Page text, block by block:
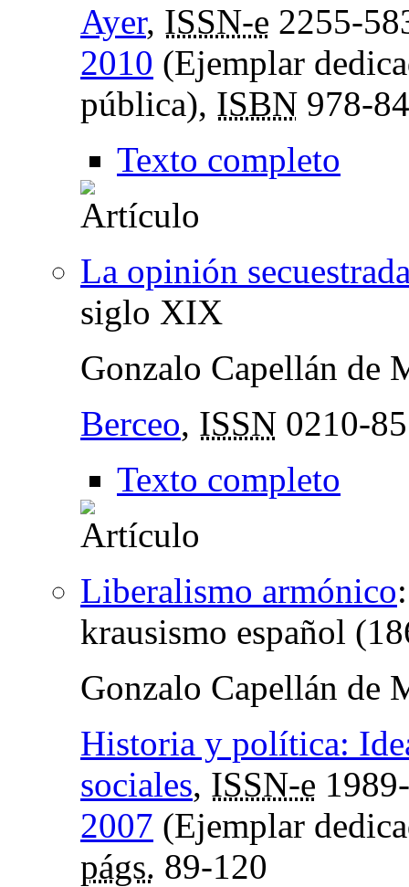
Ayer, ISSN-e 2255-
2010 (Ejemplar
pública), ISBN 978-
Texto completo
La opinión
siglo XIX
Gonzalo Capellán de
Berceo, ISSN 0210-
Texto completo
Liberalismo armónico
krausismo español
Gonzalo Capellán de
Historia y política:
sociales, ISSN-e
2007 (Ejemplar
págs. 89-120